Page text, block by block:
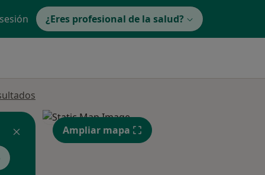
¿Eres profesional de la salud?
Ampliar mapa